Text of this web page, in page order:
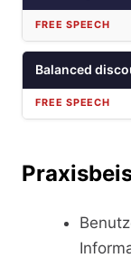
Balanced